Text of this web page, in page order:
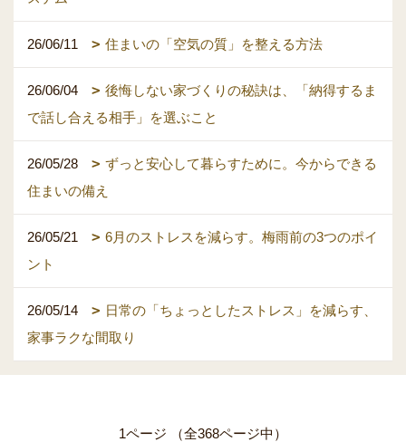
26/06/11 住まいの「空気の質」を整える方法
26/06/04
後悔しない家づくりの秘訣は、「納得するま
で話し合える相手」を選ぶこと
26/05/28
ずっと安心して暮らすために。今からできる
住まいの備え
26/05/21
6月のストレスを減らす。梅雨前の3つのポイ
ント
26/05/14
日常の「ちょっとしたストレス」を減らす、
家事ラクな間取り
1ページ （全368ページ中）